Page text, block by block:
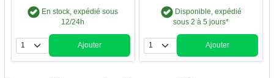
En stock, expédié sous
12/24h
Quantité
Ajouter
Disponible, expédié
sous 2 à 5 jours*
Quantité
Ajouter